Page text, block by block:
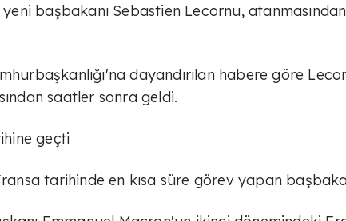
yeni başbakanı Sebastien Lecornu,
dayandırılan habere göre
saatler sonra geldi.
geçti
tarihinde en kısa süre görev yapan